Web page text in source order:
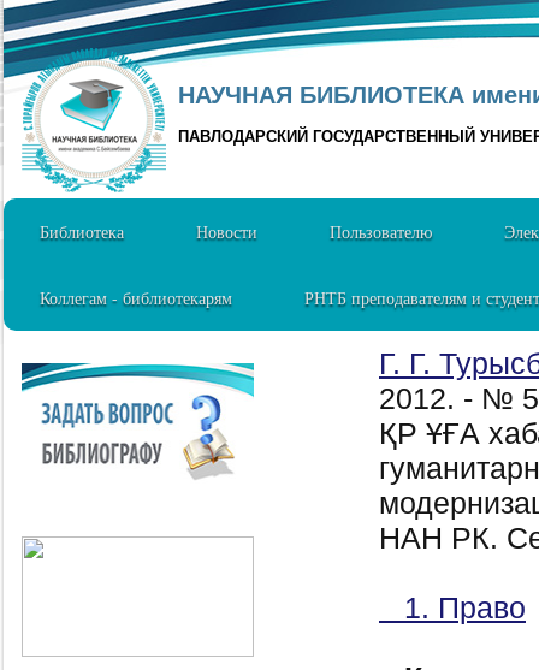
НАУЧНАЯ БИБЛИОТЕКА
ПАВЛОДАРСКИЙ ГОСУДАРСТВЕННЫЙ
Библиотека Новости Пользователю
Коллегам - библиотекарям РНТБ преподавателям и
Г. Г.
2012. - №
ҚР ҰҒА
НАН РК.
1. Право